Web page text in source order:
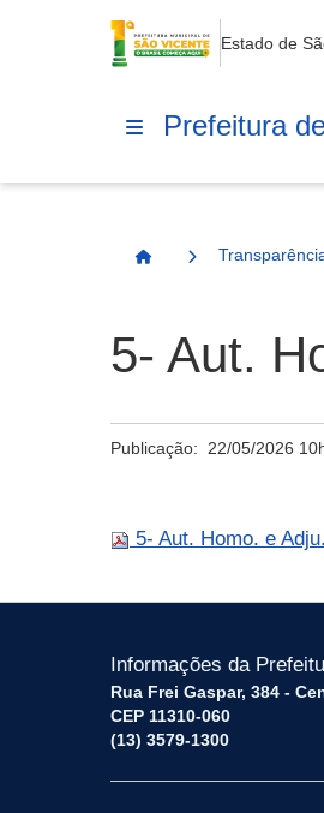
Estado de
Prefeitura
Página Inicial
5- Aut.
Publicação: 22/05/2026
5- Aut. Homo. e
Informações da
Rua Frei Gaspar, 384 -
CEP 11310-060
(13) 3579-1300